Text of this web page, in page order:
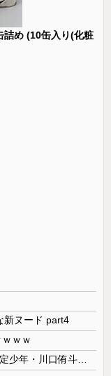
詰め (10缶入り(化粧
新ヌード part4
ｗｗ